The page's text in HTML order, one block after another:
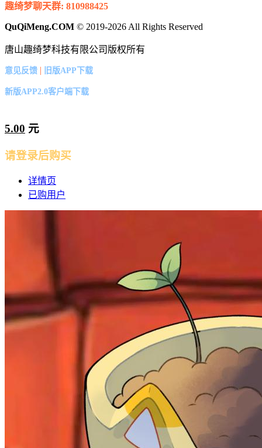
趣绮梦聊天群: 810988425
QuQiMeng.COM © 2019-2026 All Rights Reserved
唐山趣绮梦科技有限公司版权所有
意见反馈 | 旧版APP下载
新版APP2.0客户端下载
5.00 元
请登录后购买
详情页
已购用户